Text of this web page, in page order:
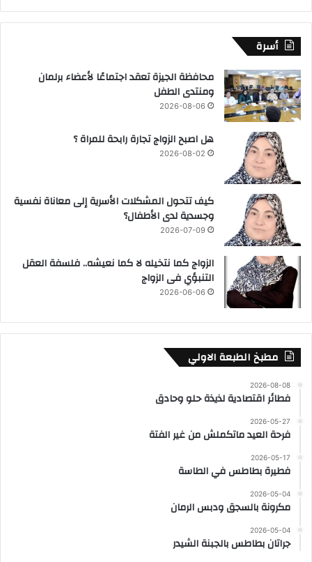
أسرة
محافظة الجيزة تعقد اجتماعًا لأعضاء برلمان
ومنتدى الطفل
2026-08-06
هل اصبح الزواج تجارة رابحة للمراة ؟
2026-08-02
كيف تتحول المشكلات الأسرية إلى معاناة نفسية
وجسدية لدى الأطفال؟
2026-07-09
الزواج كما نتخيله لا كما نعيشه.. فلسفة العقل
التنبؤي فى الزواج
2026-06-06
مطبخ الطبعة الاولي
2026-08-08
فطائر اقتصادية لذيذة حلو وحادق
2026-05-27
فرحة العيد ماتكملش من غير الفتة
2026-05-17
فطيرة بطاطس في الطاسة
2026-05-04
مكرونة بالسجق ودبس الرمان
2026-05-04
جراتان بطاطس بالجبنة الشيدر